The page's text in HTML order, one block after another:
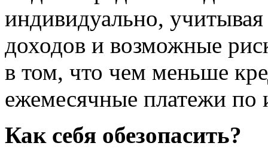
индивидуально,
доходов и возможные
в том, что чем меньше
ежемесячные платежи по
Как себя обезопасить?